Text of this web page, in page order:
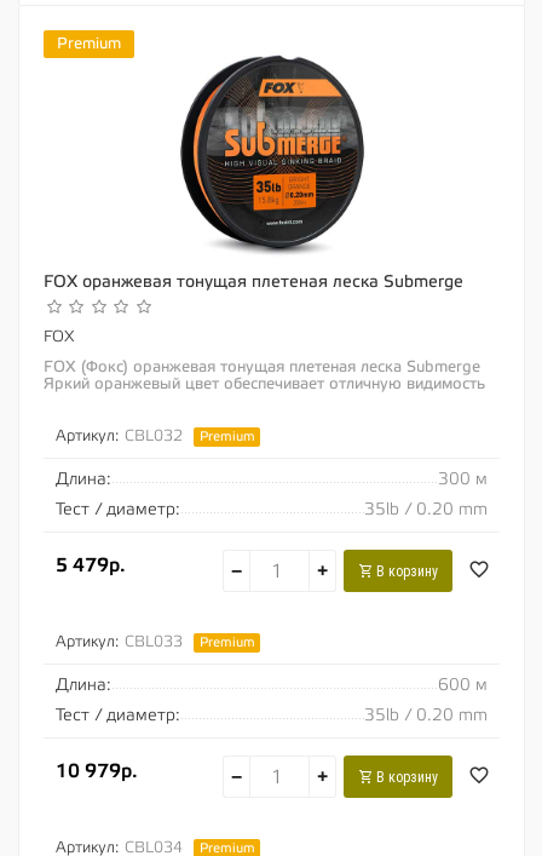
Premium
FOX оранжевая тонущая плетеная леска Submerge
FOX
FOX (Фокс) оранжевая тонущая плетеная леска Submerge
Яркий оранжевый цвет обеспечивает отличную видимость
Артикул: CBL032 Premium
Длина:
300 м
Тест / диаметр:
35lb / 0.20 mm
5 479р. − + В корзину
Артикул: CBL033 Premium
Длина:
600 м
Тест / диаметр:
35lb / 0.20 mm
10 979р. − + В корзину
Артикул: CBL034 Premium